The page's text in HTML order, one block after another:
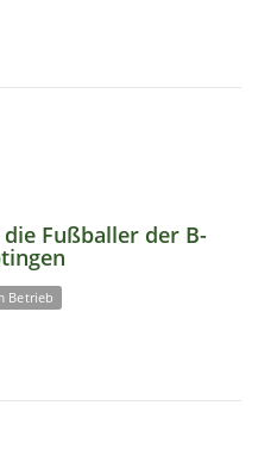
Fußballer der B-
Betrieb